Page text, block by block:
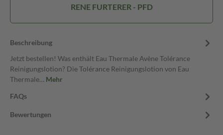
RENE FURTERER - PFD
Beschreibung
Jetzt bestellen! Was enthält Eau Thermale Avène Tolérance
Reinigungslotion? Die Tolérance Reinigungslotion von Eau
Thermale… Mehr
FAQs
Bewertungen